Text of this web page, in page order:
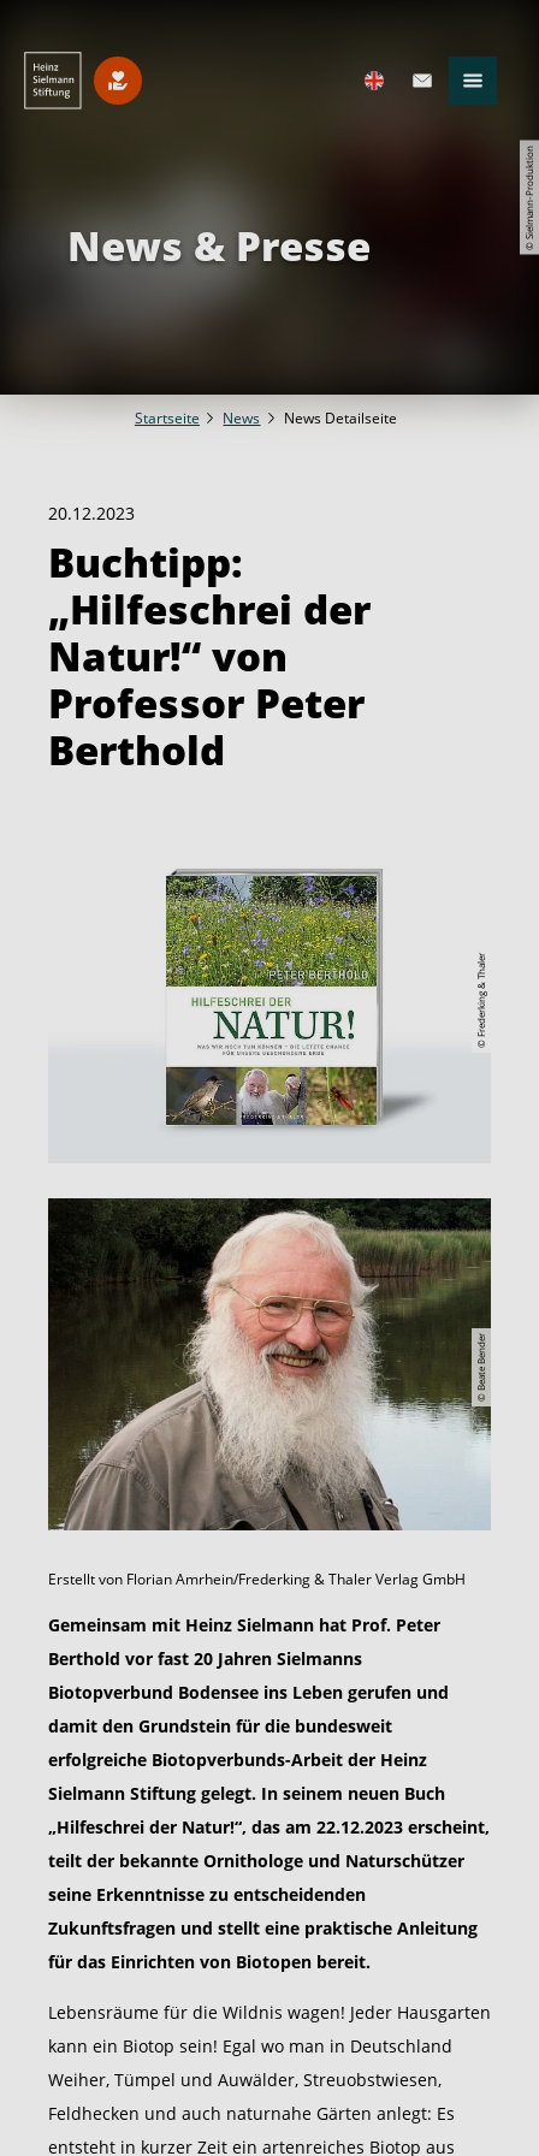
© Sielmann-Produktion
News & Presse
Startseite News News Detailseite
20.12.2023
Buchtipp:
„Hilfeschrei der
Natur!“ von
Professor Peter
Berthold
© Frederking & Thaler
© Beate Bender
Erstellt von Florian Amrhein/Frederking & Thaler Verlag GmbH
Gemeinsam mit Heinz Sielmann hat Prof. Peter
Berthold vor fast 20 Jahren Sielmanns
Biotopverbund Bodensee ins Leben gerufen und
damit den Grundstein für die bundesweit
erfolgreiche Biotopverbunds-Arbeit der Heinz
Sielmann Stiftung gelegt. In seinem neuen Buch
„Hilfeschrei der Natur!“, das am 22.12.2023 erscheint,
teilt der bekannte Ornithologe und Naturschützer
seine Erkenntnisse zu entscheidenden
Zukunftsfragen und stellt eine praktische Anleitung
für das Einrichten von Biotopen bereit.
Lebensräume für die Wildnis wagen! Jeder Hausgarten
kann ein Biotop sein! Egal wo man in Deutschland
Weiher, Tümpel und Auwälder, Streuobstwiesen,
Feldhecken und auch naturnahe Gärten anlegt: Es
entsteht in kurzer Zeit ein artenreiches Biotop aus